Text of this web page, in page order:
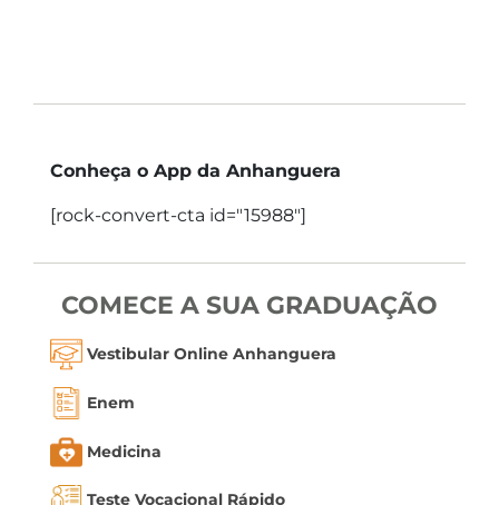
Conheça o App da Anhanguera
[rock-convert-cta id="15988"]
COMECE A SUA GRADUAÇÃO
Vestibular Online Anhanguera
Enem
Medicina
Teste Vocacional Rápido